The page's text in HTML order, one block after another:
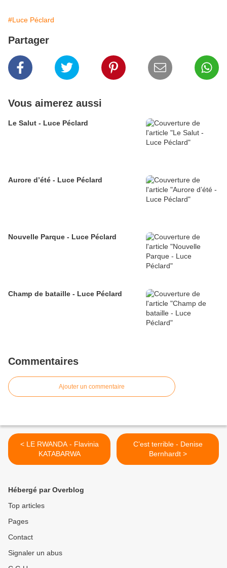
#Luce Péclard
Partager
Vous aimerez aussi
Le Salut - Luce Péclard
Aurore d’été - Luce Péclard
Nouvelle Parque - Luce Péclard
Champ de bataille - Luce Péclard
Commentaires
Ajouter un commentaire
< LE RWANDA - Flavinia
KATABARWA
C’est terrible - Denise
Bernhardt >
Hébergé par Overblog
Top articles
Pages
Contact
Signaler un abus